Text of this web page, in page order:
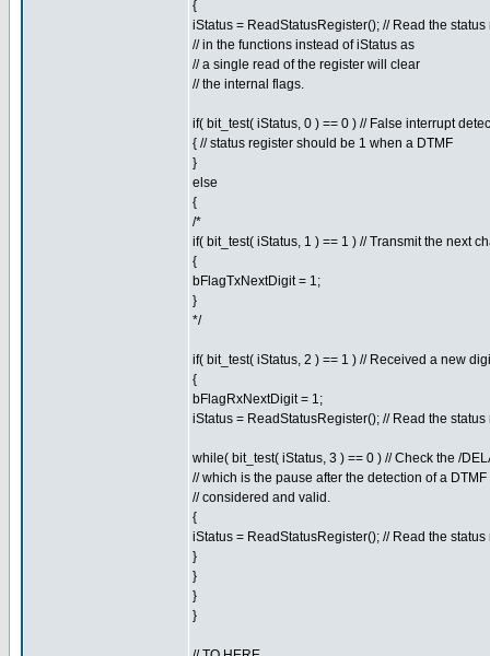
{
iStatus = ReadStatusRegister(); // Read the
// in the functions instead of iStatus as
// a single read of the register will clear
// the internal flags.
if( bit_test( iStatus, 0 ) == 0 ) // False interrupt
{ // status register should be 1 when a DTMF
}
else
{
/*
if( bit_test( iStatus, 1 ) == 1 ) // Transmit the next
{
bFlagTxNextDigit = 1;
}
*/
if( bit_test( iStatus, 2 ) == 1 ) // Received a new
{
bFlagRxNextDigit = 1;
iStatus = ReadStatusRegister(); // Read the status
while( bit_test( iStatus, 3 ) == 0 ) // Check the /
// which is the pause after the detection of a
// considered and valid.
{
iStatus = ReadStatusRegister(); // Read the status
}
}
}
}